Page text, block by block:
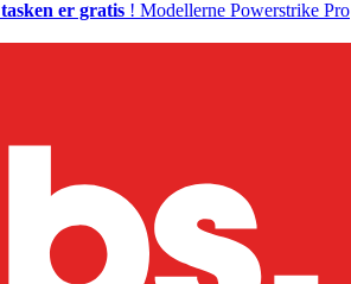
tasken er gratis ! Modellerne Powerstrike Pro